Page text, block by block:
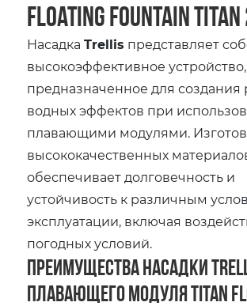
Floating Fountain Titan
НасадкаTrellis представляет
высокоэффективное устройство,
предназначенное для создания
водных эффектов при
плавающими модулями.
высококачественных
обеспечивает долговечность и
устойчивость к различным
эксплуатации, включая
погодных условий.
Преимущества насадки
плавающего модуля Titan